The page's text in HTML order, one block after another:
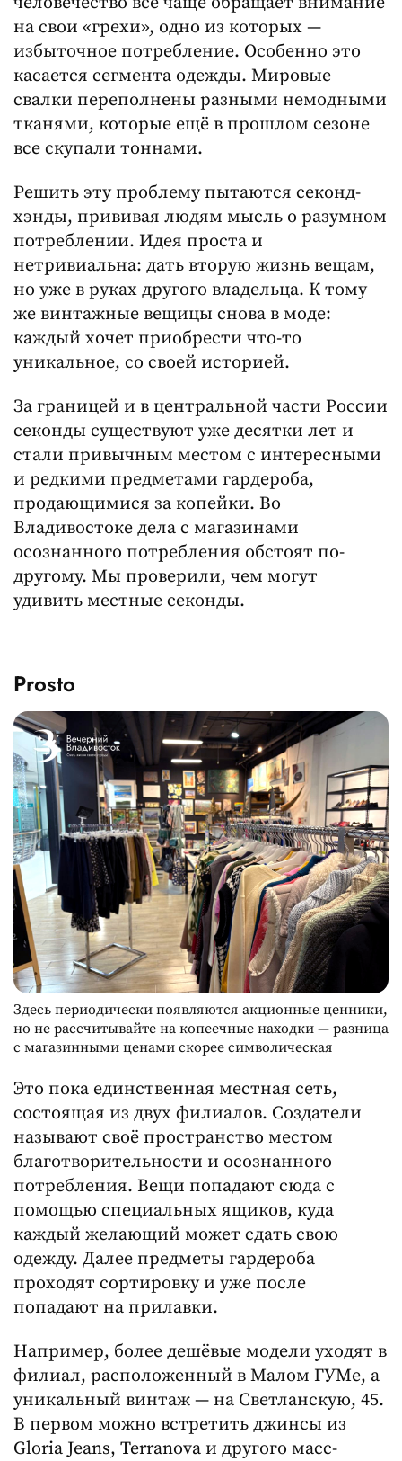
на свои «грехи», одно из которых —
избыточное потребление. Особенно это
касается сегмента одежды. Мировые
свалки переполнены разными немодными
тканями, которые ещё в прошлом сезоне
все скупали тоннами.
Решить эту проблему пытаются секонд-
хэнды, прививая людям мысль о разумном
потреблении. Идея проста и
нетривиальна: дать вторую жизнь вещам,
но уже в руках другого владельца. К тому
же винтажные вещицы снова в моде:
каждый хочет приобрести что-то
уникальное, со своей историей.
За границей и в центральной части России
секонды существуют уже десятки лет и
стали привычным местом с интересными
и редкими предметами гардероба,
продающимися за копейки. Во
Владивостоке дела с магазинами
осознанного потребления обстоят по-
другому. Мы проверили, чем могут
удивить местные секонды.
Prosto
Здесь периодически появляются акционные ценники,
но не рассчитывайте на копеечные находки — разница
с магазинными ценами скорее символическая
Это пока единственная местная сеть,
состоящая из двух филиалов. Создатели
называют своё пространство местом
благотворительности и осознанного
потребления. Вещи попадают сюда с
помощью специальных ящиков, куда
каждый желающий может сдать свою
одежду. Далее предметы гардероба
проходят сортировку и уже после
попадают на прилавки.
Например, более дешёвые модели уходят в
филиал, расположенный в Малом ГУМе, а
уникальный винтаж — на Светланскую, 45.
В первом можно встретить джинсы из
Gloria Jeans, Terranova и другого масс-